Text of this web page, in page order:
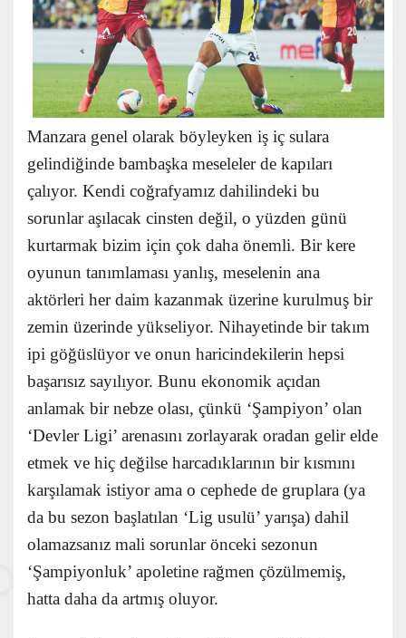
Manzara genel olarak böyleyken iş iç sulara
gelindiğinde bambaşka meseleler de kapıları
çalıyor. Kendi coğrafyamız dahilindeki bu
sorunlar aşılacak cinsten değil, o yüzden günü
kurtarmak bizim için çok daha önemli. Bir kere
oyunun tanımlaması yanlış, meselenin ana
aktörleri her daim kazanmak üzerine kurulmuş bir
zemin üzerinde yükseliyor. Nihayetinde bir takım
ipi göğüslüyor ve onun haricindekilerin hepsi
başarısız sayılıyor. Bunu ekonomik açıdan
anlamak bir nebze olası, çünkü ‘Şampiyon’ olan
‘Devler Ligi’ arenasını zorlayarak oradan gelir elde
etmek ve hiç değilse harcadıklarının bir kısmını
karşılamak istiyor ama o cephede de gruplara (ya
da bu sezon başlatılan ‘Lig usulü’ yarışa) dahil
olamazsanız mali sorunlar önceki sezonun
‘Şampiyonluk’ apoletine rağmen çözülmemiş,
hatta daha da artmış oluyor.